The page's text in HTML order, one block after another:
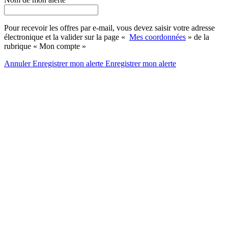
Pour recevoir les offres par e-mail, vous devez saisir votre adresse
électronique et la valider sur la page « Mes coordonnées » de la
rubrique « Mon compte »
AnnulerEnregistrer mon alerte Enregistrermon alerte